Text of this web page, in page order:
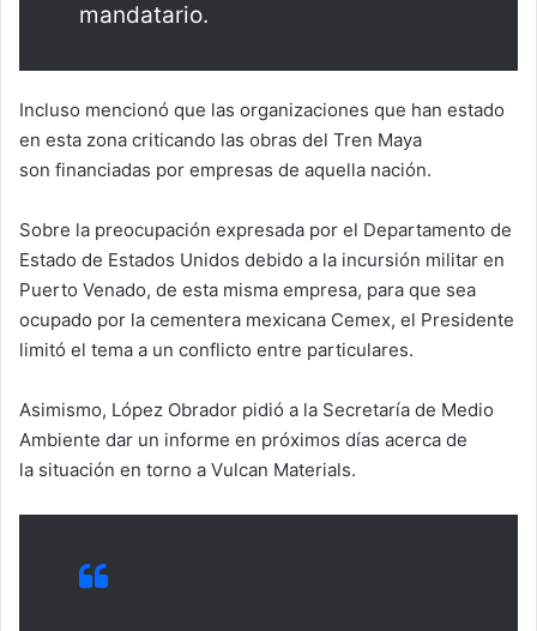
mandatario.
Incluso mencionó que las organizaciones que han estado
en esta zona criticando las obras del Tren Maya
son financiadas por empresas de aquella nación.
Sobre la preocupación expresada por el Departamento de
Estado de Estados Unidos debido a la incursión militar en
Puerto Venado, de esta misma empresa, para que sea
ocupado por la cementera mexicana Cemex, el Presidente
limitó el tema a un conflicto entre particulares.
Asimismo, López Obrador pidió a la Secretaría de Medio
Ambiente dar un informe en próximos días acerca de
la situación en torno a Vulcan Materials.